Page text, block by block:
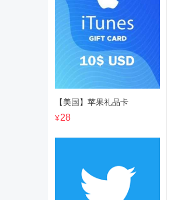
【美国】苹果礼品卡
¥28